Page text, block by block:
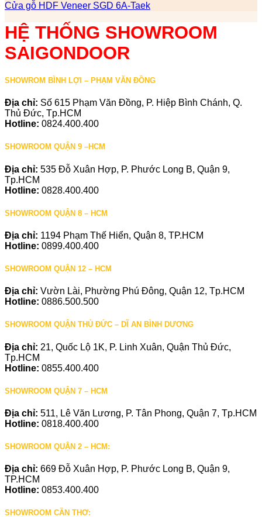
Cửa gỗ HDF Veneer SGD 6A-Taek
HỆ THỐNG SHOWROOM
SAIGONDOOR
SHOWROM BÌNH LỢI – PHẠM VĂN ĐỒNG
Địa chỉ: Số 615 Phạm Văn Đồng, P. Hiệp Bình Chánh, Q.
Thủ Đức, Tp.HCM
Hotline: 0824.400.400
SHOWROOM QUẬN 9 –HCM
Địa chỉ: 535 Đỗ Xuân Hợp, P. Phước Long B, Quận 9,
Tp.HCM
Hotline: 0828.400.400
SHOWROOM QUẬN 8 – HCM
Địa chỉ: 1194 Phạm Thế Hiển, Quận 8, TP.HCM
Hotline: 0899.400.400
SHOWROOM QUẬN 12 – HCM
Địa chỉ: Vườn Lài, Phường Phú Đông, Quận 12, Tp.HCM
Hotline: 0886.500.500
SHOWROOM QUẬN THỦ ĐỨC – DĨ AN BÌNH DƯƠNG
Địa chỉ: 21, Quốc Lộ 1K, P. Linh Xuân, Quận Thủ Đức,
Tp.HCM
Hotline: 0855.400.400
SHOWROOM QUẬN 7 – HCM
Địa chỉ: 511, Lê Văn Lương, P. Tân Phong, Quận 7, Tp.HCM
Hotline: 0818.400.400
SHOWROOM QUẬN 2 – HCM:
Địa chỉ: 669 Đỗ Xuân Hợp, P. Phước Long B, Quận 9,
TP.HCM
Hotline: 0853.400.400
SHOWROOM CẦN THƠ: